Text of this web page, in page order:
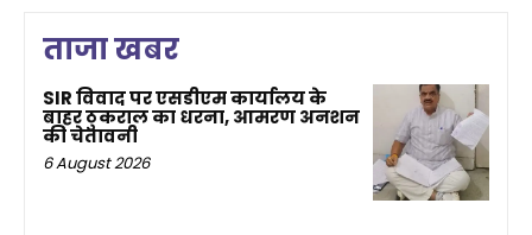
ताजा खबर
SIR विवाद पर एसडीएम कार्यालय के
बाहर ठुकराल का धरना, आमरण अनशन
की चेतावनी
6 August 2026